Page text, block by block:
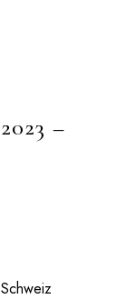
–
Schweiz